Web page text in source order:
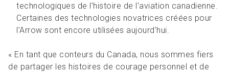
technologiques de l’histoire de l’aviation canadienne.
Certaines des technologies novatrices créées pour
l’Arrow sont encore utilisées aujourd’hui.
« En tant que conteurs du Canada, nous sommes fiers
de partager les histoires de courage personnel et de